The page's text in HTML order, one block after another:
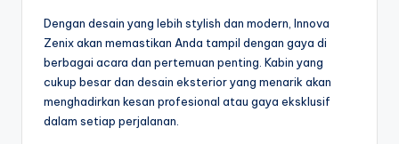
Dengan desain yang lebih stylish dan modern, Innova
Zenix akan memastikan Anda tampil dengan gaya di
berbagai acara dan pertemuan penting. Kabin yang
cukup besar dan desain eksterior yang menarik akan
menghadirkan kesan profesional atau gaya eksklusif
dalam setiap perjalanan.